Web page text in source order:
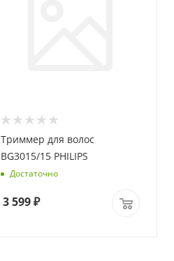
Триммер для волос
BG3015/15 PHILIPS
Достаточно
3 599₽